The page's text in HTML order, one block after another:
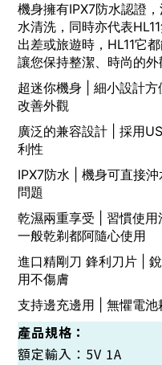
機身擁有IPX7防水認證
水清洗，同時亦代表
出差或旅遊時，HL11它
讓您保持整潔、時尚的外
超迷你機身 | 細小設計
改善外觀
廣泛的兼容設計 | 採用
利性
IPX7防水 | 機身可直接
問題
乾濕兩重享受 | 習慣使
一般乾剃都阿隨心使用
進口精剛刀 鋒利刀片 |
用不傷膚
支持邊充邊用 | 無懼電
產品規格：
額定輸入：5V 1A